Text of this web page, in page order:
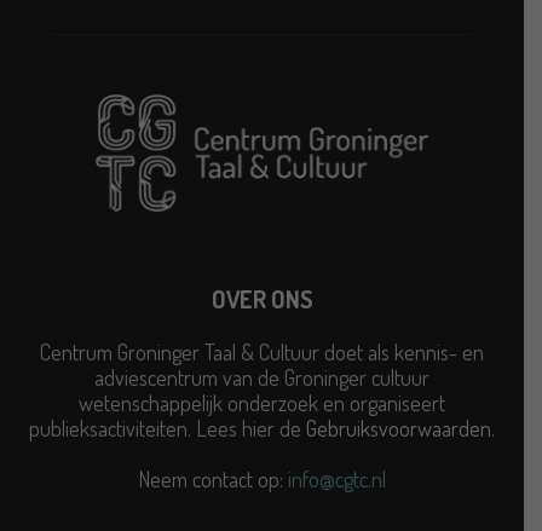
OVER ONS
Centrum Groninger Taal & Cultuur doet als kennis- en
adviescentrum van de Groninger cultuur
wetenschappelijk onderzoek en organiseert
publieksactiviteiten. Lees hier de Gebruiksvoorwaarden.
Neem contact op: info@cgtc.nl